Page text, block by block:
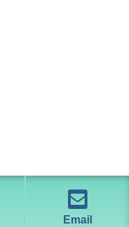
Email